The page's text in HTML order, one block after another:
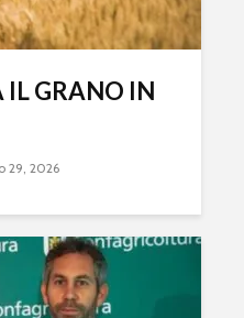
GRANO IN
29, 2026